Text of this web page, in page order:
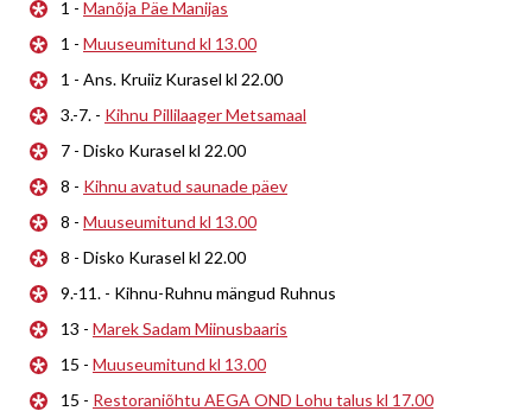
1 - Manõja Päe Manijas
1 - Muuseumitund kl 13.00
1 - Ans. Kruiiz Kurasel kl 22.00
3.-7. - Kihnu Pillilaager Metsamaal
7 - Disko Kurasel kl 22.00
8 - Kihnu avatud saunade päev
8 - Muuseumitund kl 13.00
8 - Disko Kurasel kl 22.00
9.-11. - Kihnu-Ruhnu mängud Ruhnus
13 - Marek Sadam Miinusbaaris
15 - Muuseumitund kl 13.00
15 - Restoraniõhtu AEGA OND Lohu talus kl 17.00